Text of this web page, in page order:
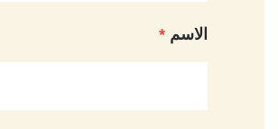
الاسم *